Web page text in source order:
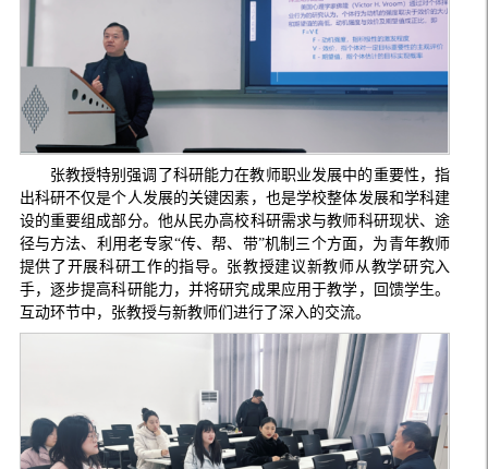
张教授特别强调了科研能力在教师职业发展中的重要性，指
出科研不仅是个人发展的关键因素，也是学校整体发展和学科建
设的重要组成部分。他从民办高校科研需求与教师科研现状、途
径与方法、利用老专家“传、帮、带”机制三个方面，为青年教师
提供了开展科研工作的指导。张教授建议新教师从教学研究入
手，逐步提高科研能力，并将研究成果应用于教学，回馈学生。
互动环节中，张教授与新教师们进行了深入的交流。